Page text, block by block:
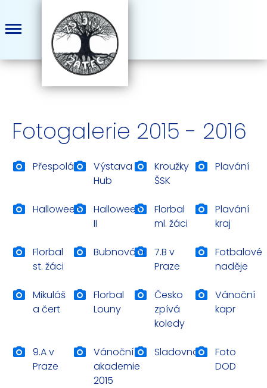
Fotogalerie 2015 - 2016
Přespolák
Výstava
Hub
Kroužky
ŠSK
Plavání
Halloween
Halloween
II
Florbal
ml. žáci
Plavání
kraj
Florbal
st. žáci
Bubnování
7.B v
Praze
Fotbalové
naděje
Mikuláš
a čert
Florbal
Louny
Česko
zpívá
koledy
Vánoční
kapr
9.A v
Praze
Vánoční
akademie
2015
Sladovna
Foto
DOD